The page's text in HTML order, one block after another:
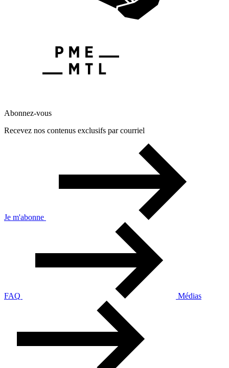
Abonnez-vous
Recevez nos contenus exclusifs par courriel
Je m'abonne
FAQ Médias